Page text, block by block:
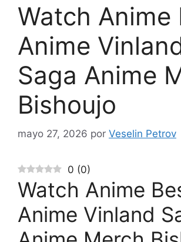
Watch Anime
Anime
Saga Anime
Bishoujo
mayo 27, 2026 por Veselin Petrov
0 (0)
Watch Anime
Anime Vinland